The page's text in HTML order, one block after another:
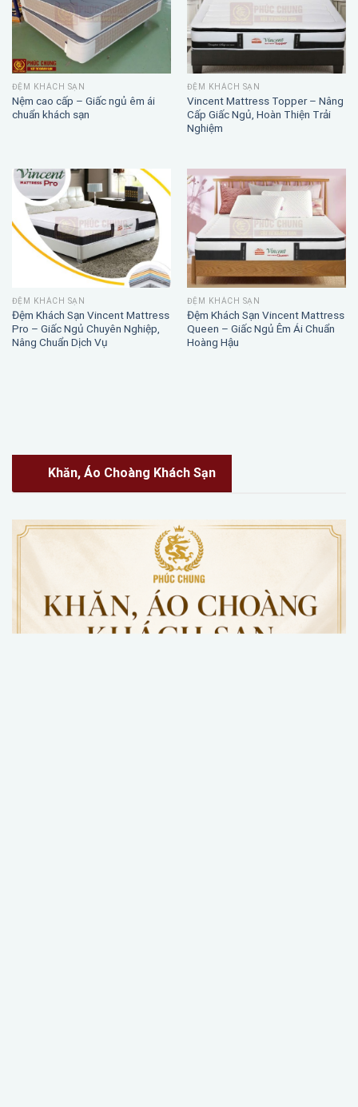
ĐỆM KHÁCH SẠN
Nệm cao cấp – Giấc ngủ êm ái
chuẩn khách sạn
ĐỆM KHÁCH SẠN
Vincent Mattress Topper – Nâng
Cấp Giấc Ngủ, Hoàn Thiện Trải
Nghiệm
ĐỆM KHÁCH SẠN
Đệm Khách Sạn Vincent Mattress
Pro – Giấc Ngủ Chuyên Nghiệp,
Nâng Chuẩn Dịch Vụ
ĐỆM KHÁCH SẠN
Đệm Khách Sạn Vincent Mattress
Queen – Giấc Ngủ Êm Ái Chuẩn
Hoàng Hậu
Khăn, Áo Choàng Khách Sạn